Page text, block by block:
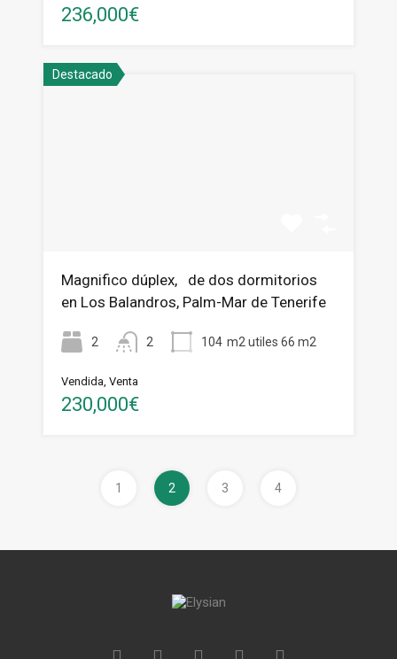
236,000€
Destacado
Magnifico dúplex, de dos dormitorios
en Los Balandros, Palm-Mar de Tenerife
2 2 104 m2 utiles 66 m2
Vendida, Venta
230,000€
1 2 3 4